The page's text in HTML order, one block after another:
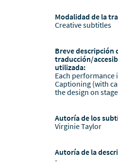
Modalidad de la
Creative subtitles
Breve descripción
traducción/
utilizada:
Each performance
Captioning (with
the design on
Autoría de los
Virginie Taylor
Autoría de la
-